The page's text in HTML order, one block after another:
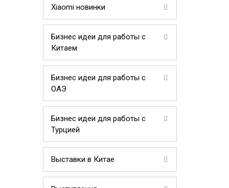
Xiaomi новинки
Бизнес идеи для работы с
Китаем
Бизнес идеи для работы с
ОАЭ
Бизнес идеи для работы с
Турцией
Выставки в Китае